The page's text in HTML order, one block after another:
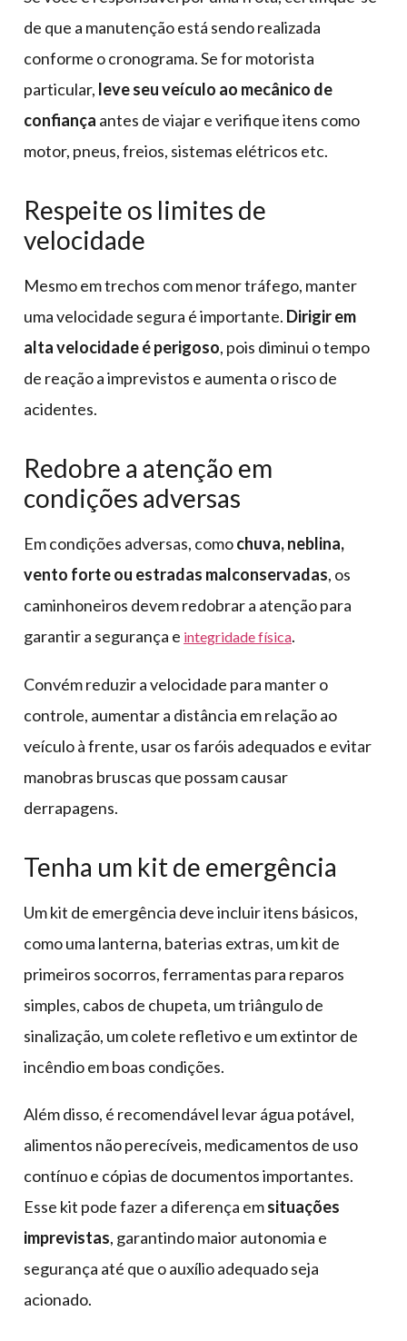
de que a manutenção está sendo realizada
conforme o cronograma. Se for motorista
particular, leve seu veículo ao mecânico de
confiança antes de viajar e verifique itens como
motor, pneus, freios, sistemas elétricos etc.
Respeite os limites de
velocidade
Mesmo em trechos com menor tráfego, manter
uma velocidade segura é importante. Dirigir em
alta velocidade é perigoso, pois diminui o tempo
de reação a imprevistos e aumenta o risco de
acidentes.
Redobre a atenção em
condições adversas
Em condições adversas, comochuva, neblina,
vento forte ou estradas malconservadas, os
caminhoneiros devem redobrar a atenção para
garantir a segurança e integridade física.
Convém reduzir a velocidade para manter o
controle, aumentar a distância em relação ao
veículo à frente, usar os faróis adequados e evitar
manobras bruscas que possam causar
derrapagens.
Tenha um kit de emergência
Um kit de emergência deve incluir itens básicos,
como uma lanterna, baterias extras, um kit de
primeiros socorros, ferramentas para reparos
simples, cabos de chupeta, um triângulo de
sinalização, um colete refletivo e um extintor de
incêndio em boas condições.
Além disso, é recomendável levar água potável,
alimentos não perecíveis, medicamentos de uso
contínuo e cópias de documentos importantes.
Esse kit pode fazer a diferença emsituações
imprevistas, garantindo maior autonomia e
segurança até que o auxílio adequado seja
acionado.